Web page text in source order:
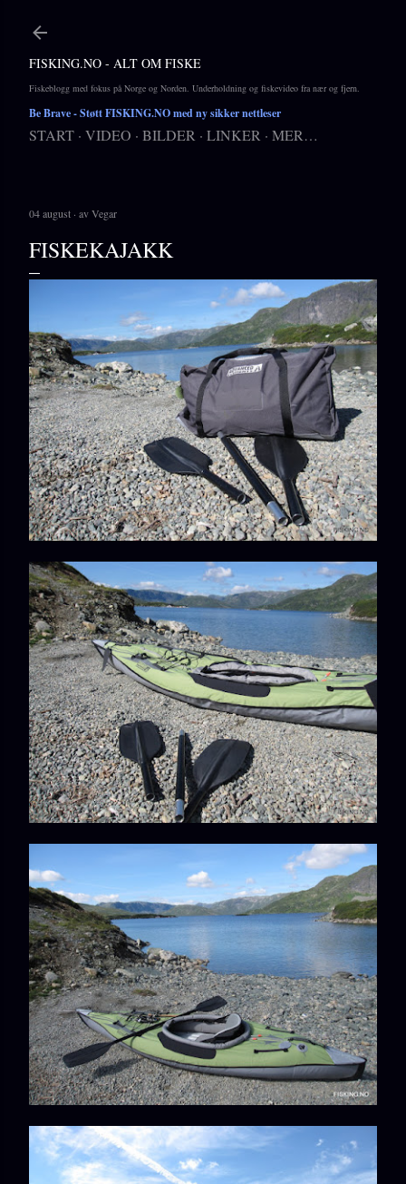
FISKING.NO - ALT OM FISKE
Fiskeblogg med fokus på Norge og Norden. Underholdning og fiskevideo fra nær og fjern.
Be Brave- Støtt FISKING.NO med ny sikker nettleser
START VIDEO BILDER LINKER MER…
04 august avVegar
FISKEKAJAKK